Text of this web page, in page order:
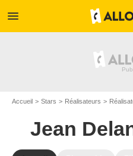
menu
Accueil Stars Réalisateurs
Jean